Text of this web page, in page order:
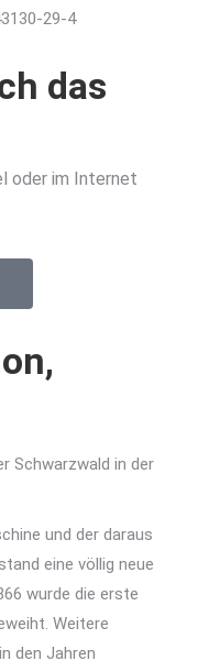
29-4
das
oder im Internet
Schwarzwald in der
und der daraus
eine völlig neue
wurde die erste
Weitere
den Jahren